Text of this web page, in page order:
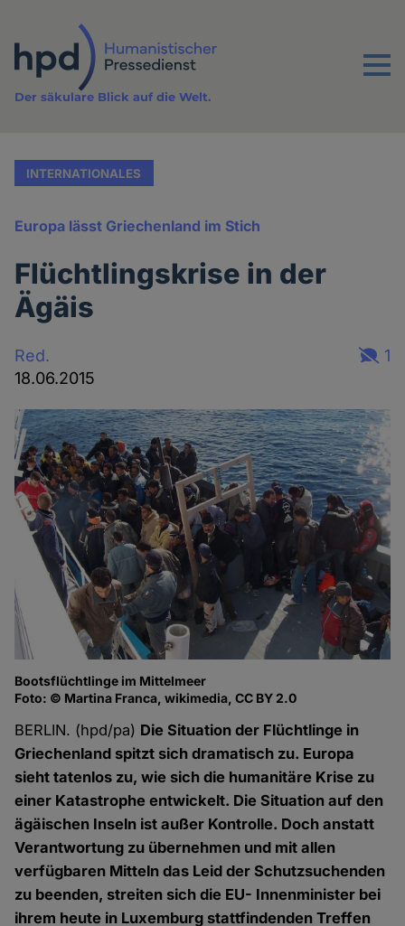
Inhalt
Menu
Der säkulare Blick auf die Welt.
INTERNATIONALES
Europa lässt Griechenland im Stich
Flüchtlingskrise in der
Ägäis
Red.
18.06.2015
1
Bootsflüchtlinge im Mittelmeer
Foto: © Martina Franca, wikimedia, CC BY 2.0
BERLIN. (hpd/pa) Die Situation der Flüchtlinge in
Griechenland spitzt sich dramatisch zu. Europa
sieht tatenlos zu, wie sich die humanitäre Krise zu
einer Katastrophe entwickelt. Die Situation auf den
ägäischen Inseln ist außer Kontrolle. Doch anstatt
Verantwortung zu übernehmen und mit allen
verfügbaren Mitteln das Leid der Schutzsuchenden
zu beenden, streiten sich die EU- Innenminister bei
ihrem heute in Luxemburg stattfindenden Treffen